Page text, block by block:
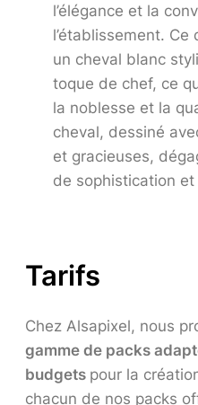
l’élégance et la
l’établissement.
un cheval blanc
toque de chef, ce
la noblesse et la
cheval, dessiné
et gracieuses,
de sophistication
Tarifs
Chez Alsapixel, nous
gamme de packs
budgets pour la
chacun de nos packs